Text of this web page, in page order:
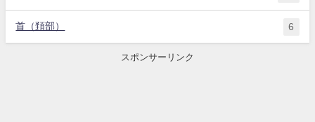
首（頚部） 6
スポンサーリンク